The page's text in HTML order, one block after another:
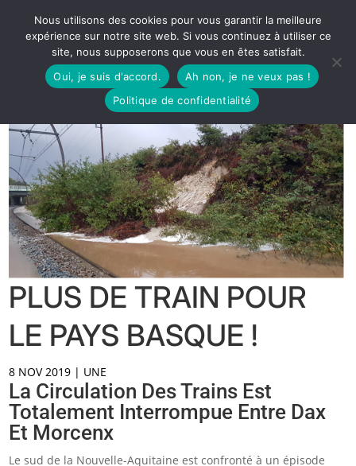
PLUS DE TRAIN POUR
LE PAYS BASQUE !
8 NOV 2019 | UNE
La Circulation Des Trains Est
Totalement Interrompue Entre Dax
Et Morcenx
Le sud de la Nouvelle-Aquitaine est confronté à un épisode
Nous utilisons des cookies pour vous garantir la meilleure
expérience sur notre site web. Si vous continuez à utiliser ce
site, nous supposerons que vous en êtes satisfait.
Oui, je suis d'accord.
Ah non, je ne veux pas !
Politique de confidentialité